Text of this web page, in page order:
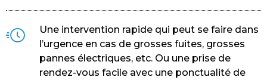
Une intervention rapide qui peut se faire dans
l’urgence en cas de grosses fuites, grosses
pannes électriques, etc. Ou une prise de
rendez-vous facile avec une ponctualité de